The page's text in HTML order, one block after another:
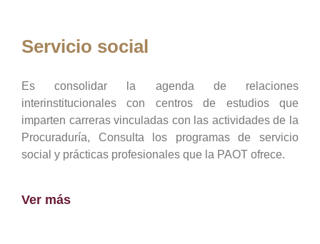
Servicio social
Es consolidar la agenda de relaciones
interinstitucionales con centros de estudios que
imparten carreras vinculadas con las actividades de la
Procuraduría, Consulta los programas de servicio
social y prácticas profesionales que la PAOT ofrece.
Ver más